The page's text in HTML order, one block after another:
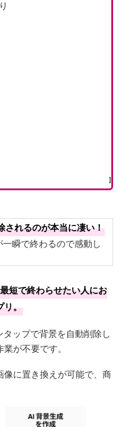
]
されるのが本当に凄い！
瞬で終わるので感動し
短で終わらせたい人にお
リ。
ップで背景を自動削除し
が不要です。
に置き換えが可能で、商